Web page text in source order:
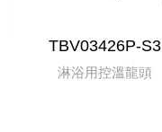
TBV03426P-S3
淋浴用控溫龍頭